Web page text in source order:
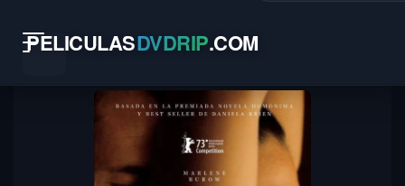
PELICULASDVDRIP.COM